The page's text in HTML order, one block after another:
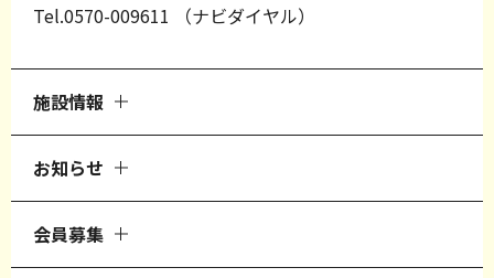
Tel.0570-009611 （ナビダイヤル）
施設情報
お知らせ
会員募集